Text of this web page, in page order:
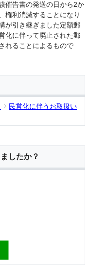
催告書の発送の日から2か
権利消滅することになり
が引き継ぎました定額郵
化に伴って廃止された郵
れることによるもので
民営化に伴うお取扱い
したか？